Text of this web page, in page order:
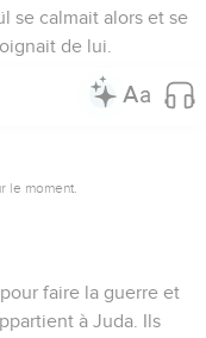
se calmait alors et se
de lui.
le moment.
faire la guerre et
à Juda. Ils